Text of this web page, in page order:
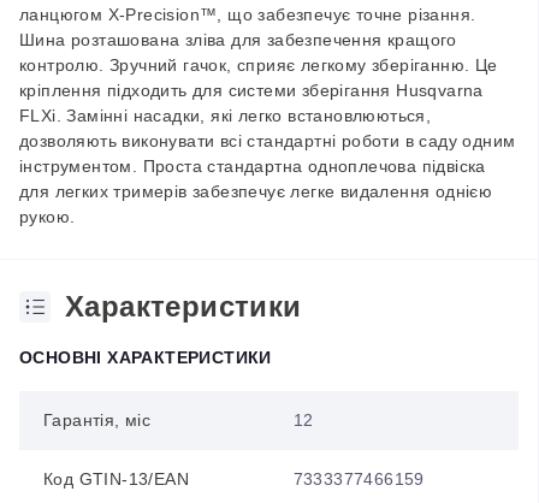
ланцюгом X-Precision™, що забезпечує точне різання.
Шина розташована зліва для забезпечення кращого
контролю. Зручний гачок, сприяє легкому зберіганню. Це
кріплення підходить для системи зберігання Husqvarna
FLXi. Замінні насадки, які легко встановлюються,
дозволяють виконувати всі стандартні роботи в саду одним
інструментом. Проста стандартна одноплечова підвіска
для легких тримерів забезпечує легке видалення однією
рукою.
Характеристики
ОСНОВНІ ХАРАКТЕРИСТИКИ
Гарантія, міс 12
Код GTIN-13/EAN 7333377466159